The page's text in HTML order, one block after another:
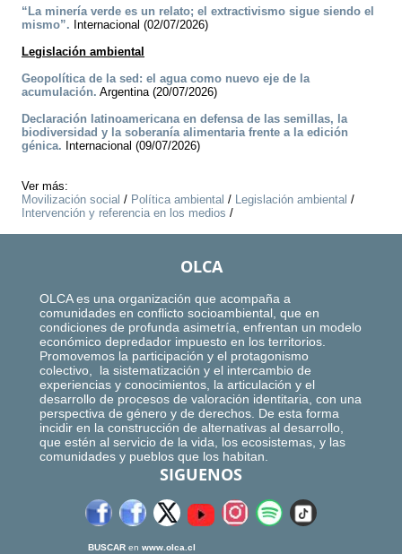
“La minería verde es un relato; el extractivismo sigue siendo el
mismo”. Internacional (02/07/2026)
Legislación ambiental
Geopolítica de la sed: el agua como nuevo eje de la
acumulación. Argentina (20/07/2026)
Declaración latinoamericana en defensa de las semillas, la
biodiversidad y la soberanía alimentaria frente a la edición
génica. Internacional (09/07/2026)
Ver más:
Movilización social / Política ambiental / Legislación ambiental /
Intervención y referencia en los medios /
OLCA
OLCA es una organización que acompaña a
comunidades en conflicto socioambiental, que en
condiciones de profunda asimetría, enfrentan un modelo
económico depredador impuesto en los territorios.
Promovemos la participación y el protagonismo
colectivo, la sistematización y el intercambio de
experiencias y conocimientos, la articulación y el
desarrollo de procesos de valoración identitaria, con una
perspectiva de género y de derechos. De esta forma
incidir en la construcción de alternativas al desarrollo,
que estén al servicio de la vida, los ecosistemas, y las
comunidades y pueblos que los habitan.
SIGUENOS
BUSCAR en www.olca.cl